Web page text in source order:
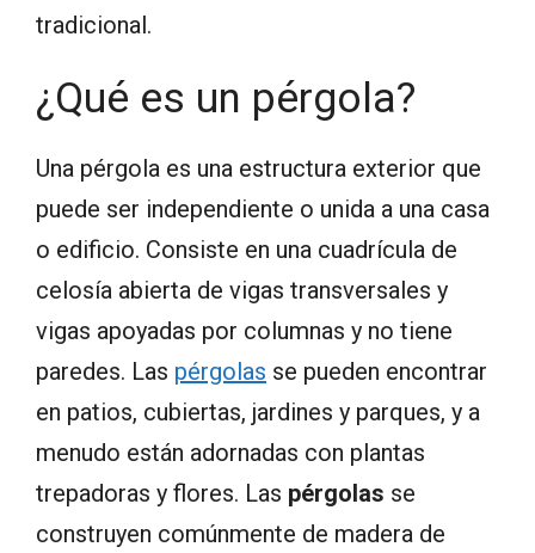
tradicional.
¿Qué es un pérgola?
Una pérgola es una estructura exterior que
puede ser independiente o unida a una casa
o edificio. Consiste en una cuadrícula de
celosía abierta de vigas transversales y
vigas apoyadas por columnas y no tiene
paredes. Las pérgolas se pueden encontrar
en patios, cubiertas, jardines y parques, y a
menudo están adornadas con plantas
trepadoras y flores. Las pérgolas se
construyen comúnmente de madera de